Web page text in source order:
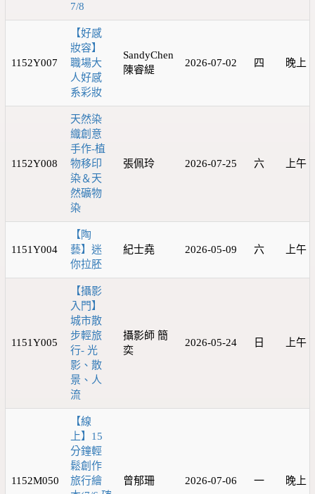
7/8
1152Y007
【好感
妝容】
職場大
人好感
系彩妝
SandyChen
陳睿緹
2026-07-02 四 晚上
1152Y008
天然染
織創意
手作-植
物移印
染＆天
然礦物
染
張佩玲 2026-07-25 六 上午
1151Y004
【陶
藝】迷
你拉胚
紀士堯 2026-05-09 六 上午
1151Y005
【攝影
入門】
城市散
步輕旅
行- 光
影、散
景、人
流
攝影師 簡
奕
2026-05-24 日 上午
1152M050
【線
上】15
分鐘輕
鬆創作
旅行繪
曾郁珊 2026-07-06 一 晚上